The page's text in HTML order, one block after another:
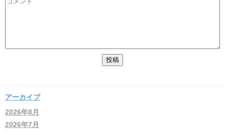
アーカイブ
2026年8月
2026年7月